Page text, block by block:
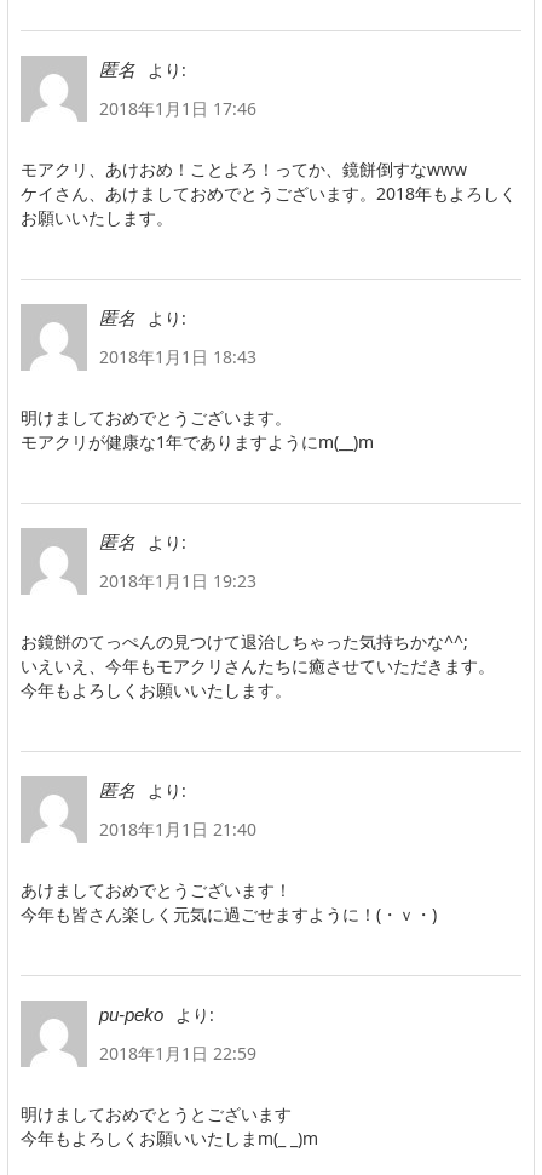
匿名
より:
2018年1月1日 17:46
モアクリ、あけおめ！ことよろ！ってか、鏡餅倒すなwww
ケイさん、あけましておめでとうございます。2018年もよろしく
お願いいたします。
匿名
より:
2018年1月1日 18:43
明けましておめでとうございます。
モアクリが健康な1年でありますようにm(__)m
匿名
より:
2018年1月1日 19:23
お鏡餅のてっぺんの見つけて退治しちゃった気持ちかな^^;
いえいえ、今年もモアクリさんたちに癒させていただきます。
今年もよろしくお願いいたします。
匿名
より:
2018年1月1日 21:40
あけましておめでとうございます！
今年も皆さん楽しく元気に過ごせますように！(・ｖ・)
pu-peko
より:
2018年1月1日 22:59
明けましておめでとうとございます
今年もよろしくお願いいたしまm(_ _)m